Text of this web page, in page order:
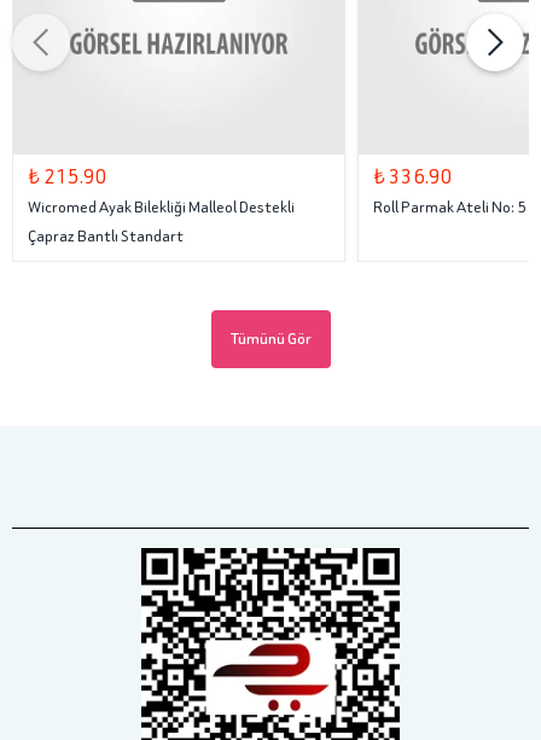
₺ 215.90
Wicromed Ayak Bilekliği Malleol Destekli
Çapraz Bantlı Standart
₺ 336.90
Roll Parmak Ateli No: 5
Tümünü Gör